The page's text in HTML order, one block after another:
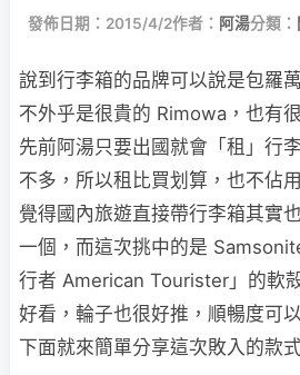
發佈日期：2015/4/2作者： 阿湯分類：
說到行李箱的品牌可以說是包羅
不外乎是很貴的 Rimowa，也有
先前阿湯只要出國就會「租」行
不多，所以租比買划算，也不佔
覺得國內旅遊直接帶行李箱其實
一個，而這次挑中的是
行者 American Tourister」的軟
好看，輪子也很好推，順暢度可
下面就來簡單分享這次敗入的款